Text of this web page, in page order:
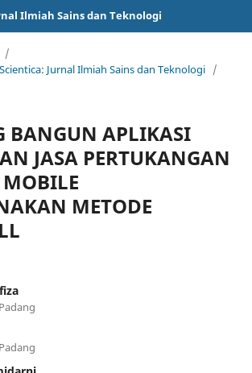
Ilmiah Sains dan Teknologi
/
Jurnal Ilmiah Sains dan Teknologi /
BANGUN APLIKASI
JASA PERTUKANGAN
MOBILE
METODE